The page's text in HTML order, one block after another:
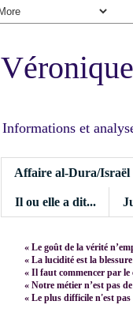
Informations et
Affaire al-Dura/Israël
Il ou elle a dit...
« Le goût de la vérité
« La lucidité est la
« Il faut commencer par le
« Notre métier n’est pas
« Le plus difficile n'est